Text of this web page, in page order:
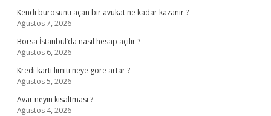
Kendi bürosunu açan bir avukat ne kadar kazanır ?
Ağustos 7, 2026
Borsa İstanbul’da nasıl hesap açılır ?
Ağustos 6, 2026
Kredi kartı limiti neye göre artar ?
Ağustos 5, 2026
Avar neyin kısaltması ?
Ağustos 4, 2026